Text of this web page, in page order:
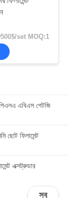
set MOQ:1
পিএলএ এবিএস পেটজি
ছোট ফিলামেন্ট
এক্সট্রুডার
সব